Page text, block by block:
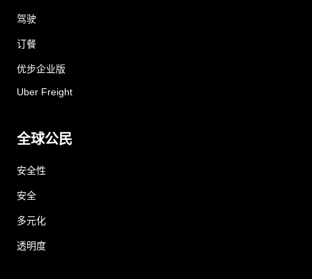
驾驶
订餐
优步企业版
Uber Freight
全球公民
安全性
安全
多元化
透明度